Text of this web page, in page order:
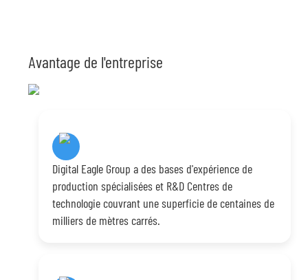
Avantage de l'entreprise
Digital Eagle Group a des bases d'expérience de
production spécialisées et R&D Centres de
technologie couvrant une superficie de centaines de
milliers de mètres carrés.